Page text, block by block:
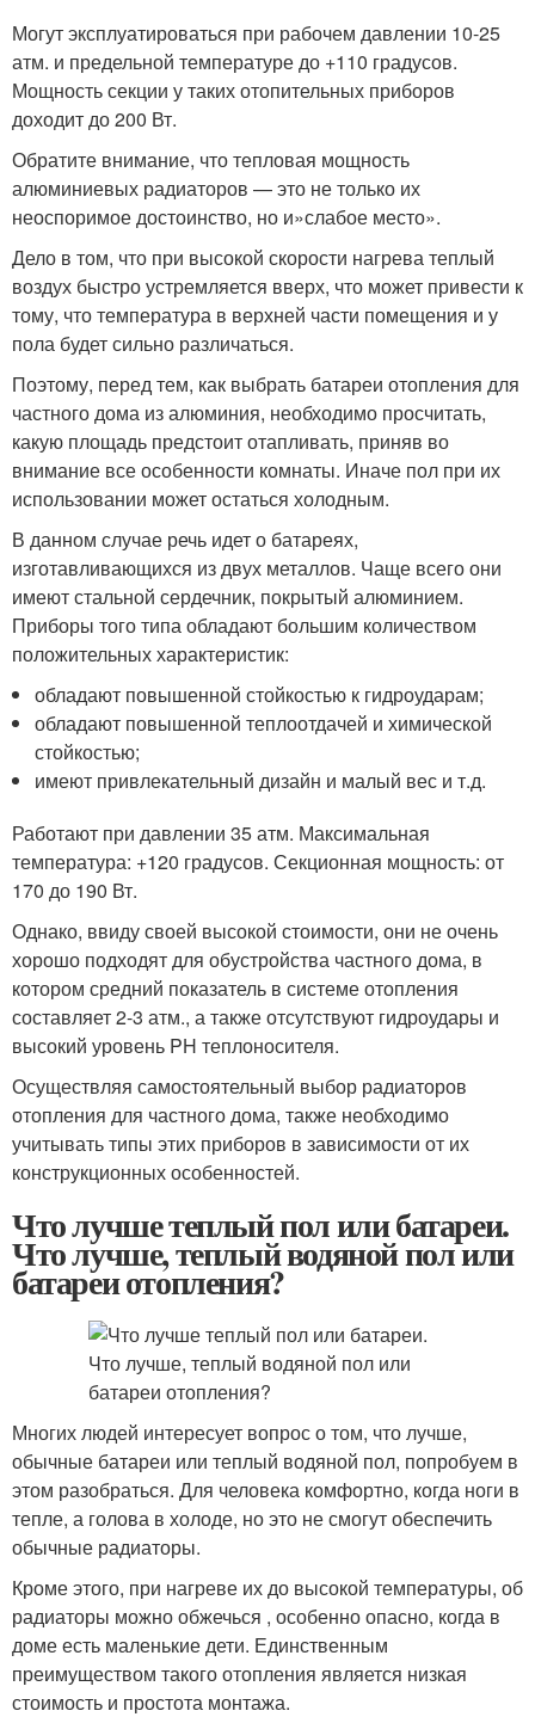
Могут эксплуатироваться при рабочем давлении 10-25
атм. и предельной температуре до +110 градусов.
Мощность секции у таких отопительных приборов
доходит до 200 Вт.
Обратите внимание, что тепловая мощность
алюминиевых радиаторов — это не только их
неоспоримое достоинство, но и»слабое место».
Дело в том, что при высокой скорости нагрева теплый
воздух быстро устремляется вверх, что может привести к
тому, что температура в верхней части помещения и у
пола будет сильно различаться.
Поэтому, перед тем, как выбрать батареи отопления для
частного дома из алюминия, необходимо просчитать,
какую площадь предстоит отапливать, приняв во
внимание все особенности комнаты. Иначе пол при их
использовании может остаться холодным.
В данном случае речь идет о батареях,
изготавливающихся из двух металлов. Чаще всего они
имеют стальной сердечник, покрытый алюминием.
Приборы того типа обладают большим количеством
положительных характеристик:
обладают повышенной стойкостью к гидроударам;
обладают повышенной теплоотдачей и химической
стойкостью;
имеют привлекательный дизайн и малый вес и т.д.
Работают при давлении 35 атм. Максимальная
температура: +120 градусов. Секционная мощность: от
170 до 190 Вт.
Однако, ввиду своей высокой стоимости, они не очень
хорошо подходят для обустройства частного дома, в
котором средний показатель в системе отопления
составляет 2-3 атм., а также отсутствуют гидроудары и
высокий уровень PH теплоносителя.
Осуществляя самостоятельный выбор радиаторов
отопления для частного дома, также необходимо
учитывать типы этих приборов в зависимости от их
конструкционных особенностей.
Что лучше теплый пол или батареи.
Что лучше, теплый водяной пол или
батареи отопления?
Многих людей интересует вопрос о том, что лучше,
обычные батареи или теплый водяной пол, попробуем в
этом разобраться. Для человека комфортно, когда ноги в
тепле, а голова в холоде, но это не смогут обеспечить
обычные радиаторы.
Кроме этого, при нагреве их до высокой температуры, об
радиаторы можно обжечься , особенно опасно, когда в
доме есть маленькие дети. Единственным
преимуществом такого отопления является низкая
стоимость и простота монтажа.